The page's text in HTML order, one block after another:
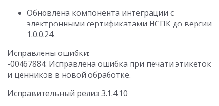
Обновлена компонента интеграции с
электронными сертификатами НСПК до версии
1.0.0.24.
Исправлены ошибки:
-00467884: Исправлена ошибка при печати этикеток
и ценников в новой обработке.
Исправительный релиз 3.1.4.10